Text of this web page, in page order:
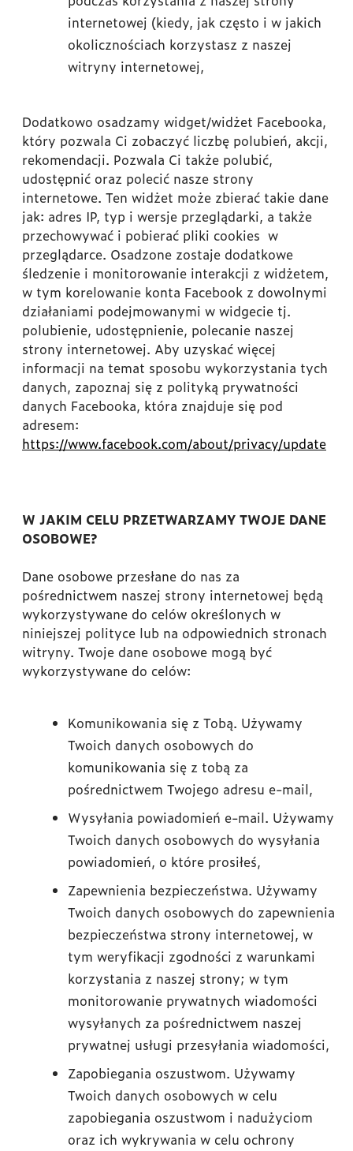
internetowej (kiedy, jak często i w jakich
okolicznościach korzystasz z naszej
witryny internetowej,
Dodatkowo osadzamy widget/widżet Facebooka,
który pozwala Ci zobaczyć liczbę polubień, akcji,
rekomendacji. Pozwala Ci także polubić,
udostępnić oraz polecić nasze strony
internetowe. Ten widżet może zbierać takie dane
jak: adres IP, typ i wersje przeglądarki, a także
przechowywać i pobierać pliki cookies w
przeglądarce. Osadzone zostaje dodatkowe
śledzenie i monitorowanie interakcji z widżetem,
w tym korelowanie konta Facebook z dowolnymi
działaniami podejmowanymi w widgecie tj.
polubienie, udostępnienie, polecanie naszej
strony internetowej. Aby uzyskać więcej
informacji na temat sposobu wykorzystania tych
danych, zapoznaj się z polityką prywatności
danych Facebooka, która znajduje się pod
adresem:
https://www.facebook.com/about/privacy/update
W JAKIM CELU PRZETWARZAMY TWOJE DANE
OSOBOWE?
Dane osobowe przesłane do nas za
pośrednictwem naszej strony internetowej będą
wykorzystywane do celów określonych w
niniejszej polityce lub na odpowiednich stronach
witryny. Twoje dane osobowe mogą być
wykorzystywane do celów:
Komunikowania się z Tobą. Używamy
Twoich danych osobowych do
komunikowania się z tobą za
pośrednictwem Twojego adresu e-mail,
Wysyłania powiadomień e-mail. Używamy
Twoich danych osobowych do wysyłania
powiadomień, o które prosiłeś,
Zapewnienia bezpieczeństwa. Używamy
Twoich danych osobowych do zapewnienia
bezpieczeństwa strony internetowej, w
tym weryfikacji zgodności z warunkami
korzystania z naszej strony; w tym
monitorowanie prywatnych wiadomości
wysyłanych za pośrednictwem naszej
prywatnej usługi przesyłania wiadomości,
Zapobiegania oszustwom. Używamy
Twoich danych osobowych w celu
zapobiegania oszustwom i nadużyciom
oraz ich wykrywania w celu ochrony